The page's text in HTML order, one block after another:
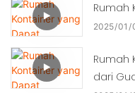
Rumah
2025 01
Rumah
dari